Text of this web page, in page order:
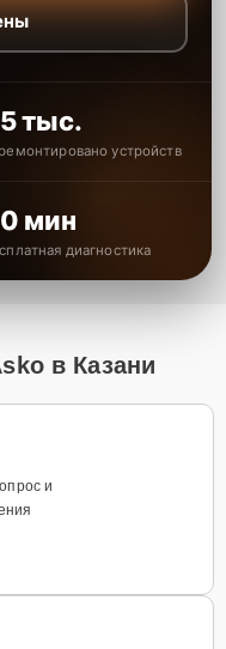
тыс.
устройств
мин
диагностика
в Казани
и